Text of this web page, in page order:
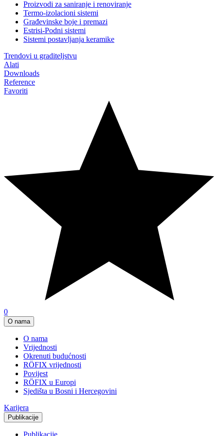
Proizvodi za saniranje i renoviranje
Termo-izolacioni sistemi
Građevinske boje i premazi
Estrisi-Podni sistemi
Sistemi postavljanja keramike
Trendovi u graditeljstvu
Alati
Downloads
Reference
Favoriti
0
O nama
O nama
Vrijednosti
Okrenuti budućnosti
RÖFIX vrijednosti
Povijest
RÖFIX u Europi
Sjedišta u Bosni i Hercegovini
Karijera
Publikacije
Publikacije